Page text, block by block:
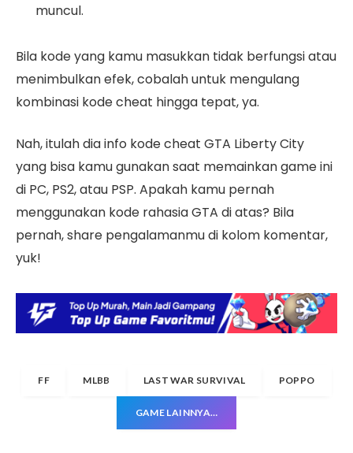
muncul.
Bila kode yang kamu masukkan tidak berfungsi atau
menimbulkan efek, cobalah untuk mengulang
kombinasi kode cheat hingga tepat, ya.
Nah, itulah dia info kode cheat GTA Liberty City
yang bisa kamu gunakan saat memainkan game ini
di PC, PS2, atau PSP. Apakah kamu pernah
menggunakan kode rahasia GTA di atas? Bila
pernah, share pengalamanmu di kolom komentar,
yuk!
FF MLBB LAST WAR SURVIVAL POPPO
GAME LAINNYA…